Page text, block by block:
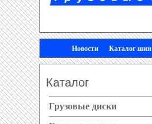
Новости Каталог шин
Каталог
Грузовые диски